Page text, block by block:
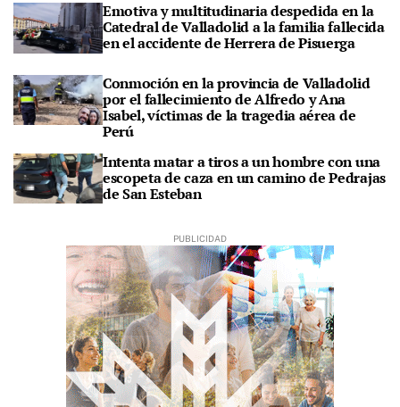
Emotiva y multitudinaria despedida en la
Catedral de Valladolid a la familia fallecida
en el accidente de Herrera de Pisuerga
Conmoción en la provincia de Valladolid
por el fallecimiento de Alfredo y Ana
Isabel, víctimas de la tragedia aérea de
Perú
Intenta matar a tiros a un hombre con una
escopeta de caza en un camino de Pedrajas
de San Esteban